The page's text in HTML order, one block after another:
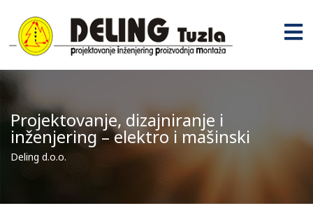
Projektovanje, dizajniranje i
inženjering – elektro i mašinski
Deling d.o.o.